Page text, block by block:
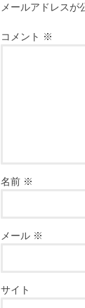
メールアドレスが
コメント ※
名前 ※
メール ※
サイト